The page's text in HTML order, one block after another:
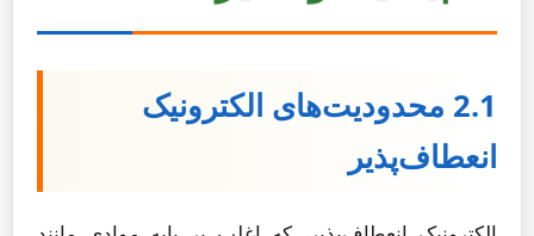
2.1 محدودیت‌های الکترونیک
انعطاف‌پذیر